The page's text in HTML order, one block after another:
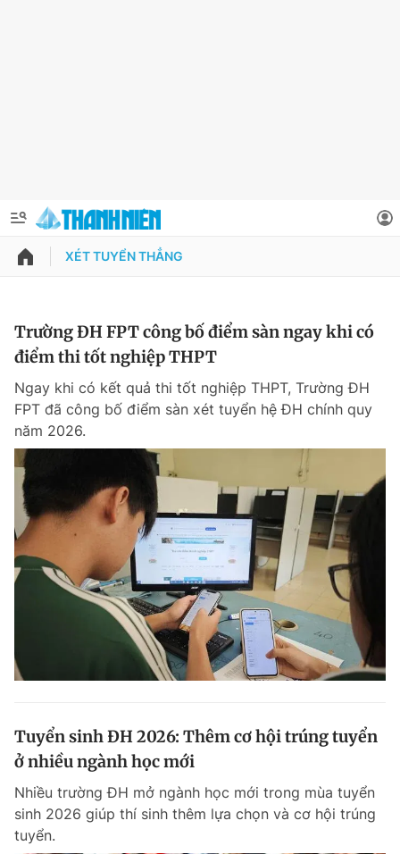
QUẢNG CÁO
Chuyên mục khác
Chào ngày mới
Tin thị trường Tin 360
Video Magazine
Tiện ích Bạn cần biết
Thông tin tòa soạn Liên hệ quảng cáo
Thông tin tài khoản
Đổi mật khẩu
Tin đã lưu
Tin đã xem
Đăng xuất
XÉT TUYỂN THẲNG
Trường ĐH FPT công bố điểm sàn ngay khi có
điểm thi tốt nghiệp THPT
Ngay khi có kết quả thi tốt nghiệp THPT, Trường ĐH
FPT đã công bố điểm sàn xét tuyển hệ ĐH chính quy
năm 2026.
Tuyển sinh ĐH 2026: Thêm cơ hội trúng tuyển
ở nhiều ngành học mới
Nhiều trường ĐH mở ngành học mới trong mùa tuyển
sinh 2026 giúp thí sinh thêm lựa chọn và cơ hội trúng
tuyển.